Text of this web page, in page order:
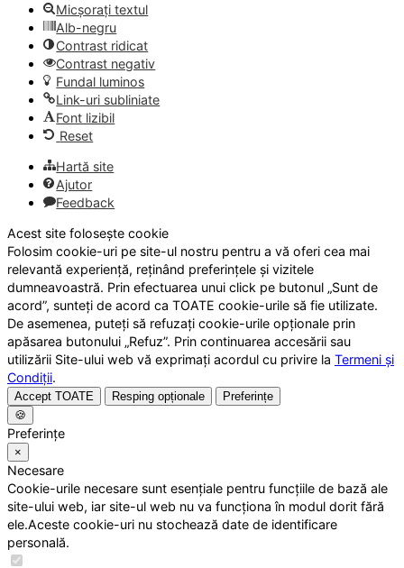
Micșorați textul
Alb-negru
Contrast ridicat
Contrast negativ
Fundal luminos
Link-uri subliniate
Font lizibil
Reset
Hartă site
Ajutor
Feedback
Acest site folosește cookie
Folosim cookie-uri pe site-ul nostru pentru a vă oferi cea mai
relevantă experiență, reținând preferințele și vizitele
dumneavoastră. Prin efectuarea unui click pe butonul „Sunt de
acord”, sunteți de acord ca TOATE cookie-urile să fie utilizate.
De asemenea, puteți să refuzați cookie-urile opționale prin
apăsarea butonului „Refuz”. Prin continuarea accesării sau
utilizării Site-ului web vă exprimați acordul cu privire la Termeni și
Condiții.
Accept TOATE Resping opționale
Preferințe
🍪
Preferințe
×
Necesare
Cookie-urile necesare sunt esențiale pentru funcțiile de bază ale
site-ului web, iar site-ul web nu va funcționa în modul dorit fără
ele.Aceste cookie-uri nu stochează date de identificare
personală.